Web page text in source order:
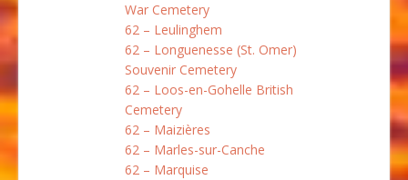
War Cemetery
62 – Leulinghem
62 – Longuenesse (St. Omer)
Souvenir Cemetery
62 – Loos-en-Gohelle British
Cemetery
62 – Maizières
62 – Marles-sur-Canche
62 – Marquise